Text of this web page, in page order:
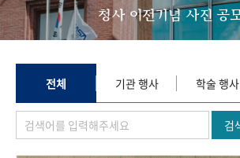
50+1 주년 기념
성과 50선 숫자로 보는 50년
세계와 함께 한 KIHASA
VR 역사관
청사 이전기념 사진 공
전체 기관 행사 학술 행사
검